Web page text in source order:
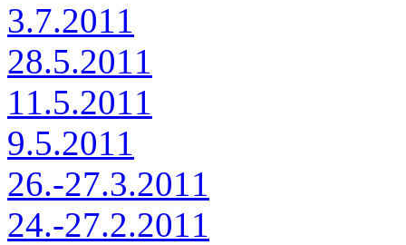
3.7.2011
28.5.2011
11.5.2011
9.5.2011
26.-27.3.2011
24.-27.2.2011